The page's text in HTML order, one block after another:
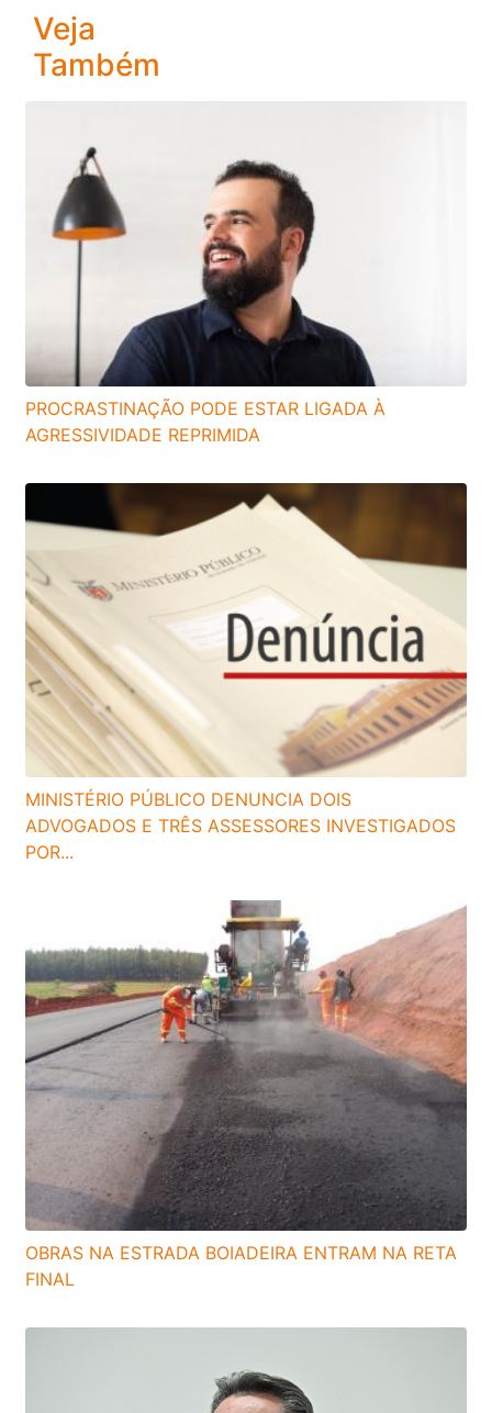
Veja
Também
PROCRASTINAÇÃO PODE ESTAR LIGADA À
AGRESSIVIDADE REPRIMIDA
MINISTÉRIO PÚBLICO DENUNCIA DOIS
ADVOGADOS E TRÊS ASSESSORES INVESTIGADOS
POR...
OBRAS NA ESTRADA BOIADEIRA ENTRAM NA RETA
FINAL